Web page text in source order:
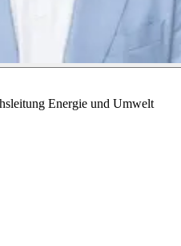
Energie und Umwelt